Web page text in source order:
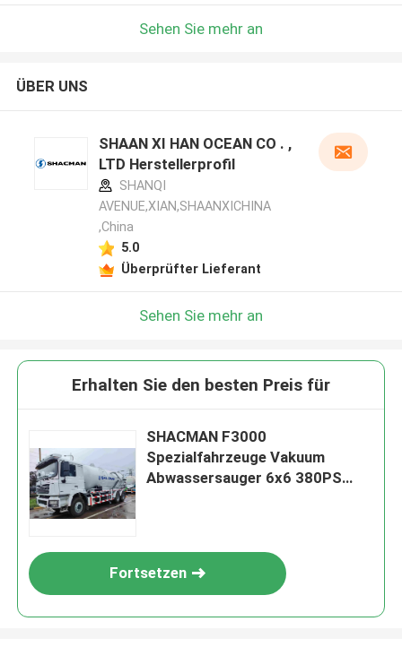
Sehen Sie mehr an
ÜBER UNS
SHAAN XI HAN OCEAN CO . ,
LTD Herstellerprofil
SHANQI
AVENUE,XIAN,SHAANXICHINA
,China
5.0
Überprüfter Lieferant
Sehen Sie mehr an
Erhalten Sie den besten Preis für
SHACMAN F3000
Spezialfahrzeuge Vakuum
Abwassersauger 6x6 380PS
Fortsetzen